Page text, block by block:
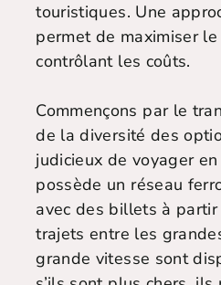
touristiques. Une
permet de maximiser
contrôlant les coûts.
Commençons par le
de la diversité des
judicieux de voyager en
possède un réseau
avec des billets à partir
trajets entre les
grande vitesse sont